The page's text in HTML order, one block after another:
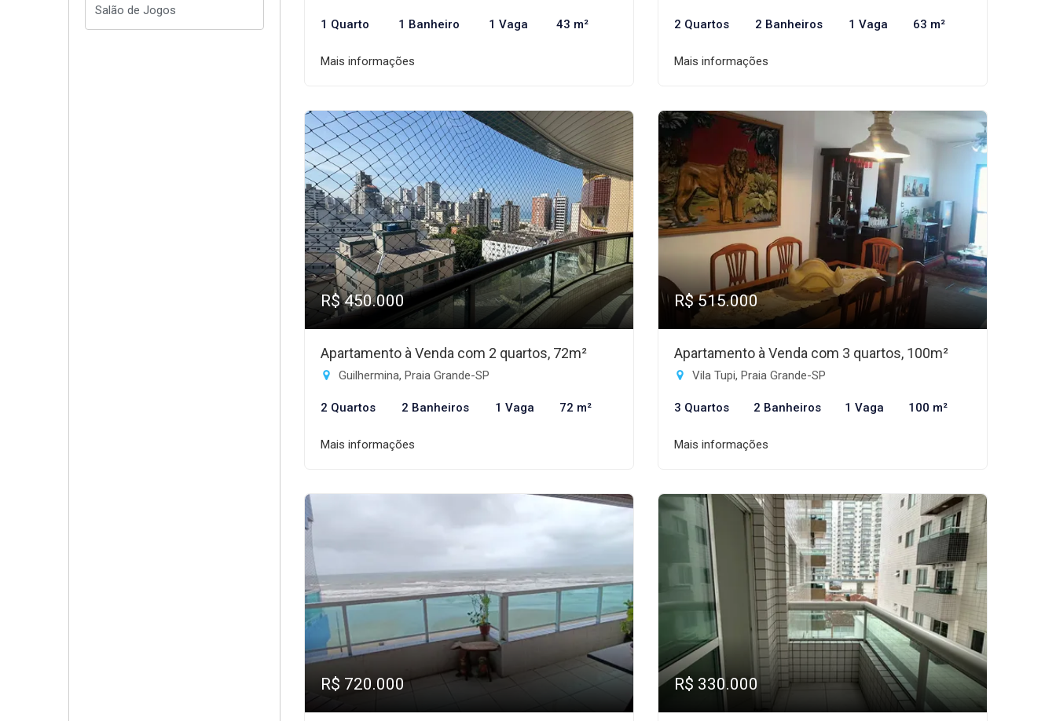
1 Quarto 1 Banheiro 1 Vaga 43 m²
Mais informações
2 Quartos 2 Banheiros 1 Vaga 63 m²
Mais informações
R$ 450.000
Apartamento à Venda com 2 quartos, 72m²
Guilhermina, Praia Grande-SP
2 Quartos 2 Banheiros 1 Vaga 72 m²
Mais informações
R$ 515.000
Apartamento à Venda com 3 quartos, 100m²
Vila Tupi, Praia Grande-SP
3 Quartos 2 Banheiros 1 Vaga 100 m²
Mais informações
R$ 720.000 R$ 330.000